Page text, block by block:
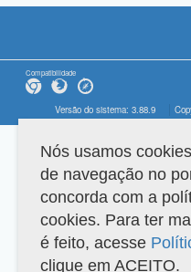
Compatibilidade
Versão do sistema: 3.88.9
Nós usamos
de navegação no
concorda com a
cookies. Para ter
é feito, acesse
clique em ACEITO.